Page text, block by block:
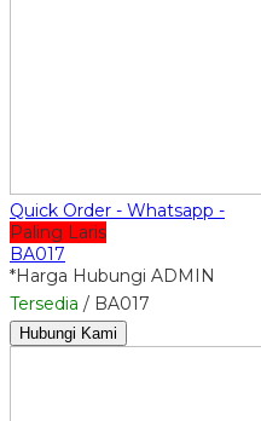
Quick Order - Whatsapp -
Paling Laris
BA017
*Harga Hubungi ADMIN
Tersedia / BA017
Hubungi Kami